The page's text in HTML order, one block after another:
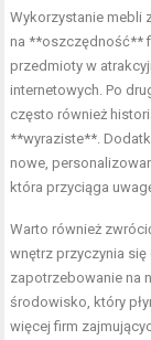
Wykorzystanie mebli
na **oszczędność**
przedmioty w
internetowych. Po
często również
**wyraziste**.
nowe,
która przyciąga
Warto również
wnętrz przyczynia
zapotrzebowanie na
środowisko, który
więcej firm